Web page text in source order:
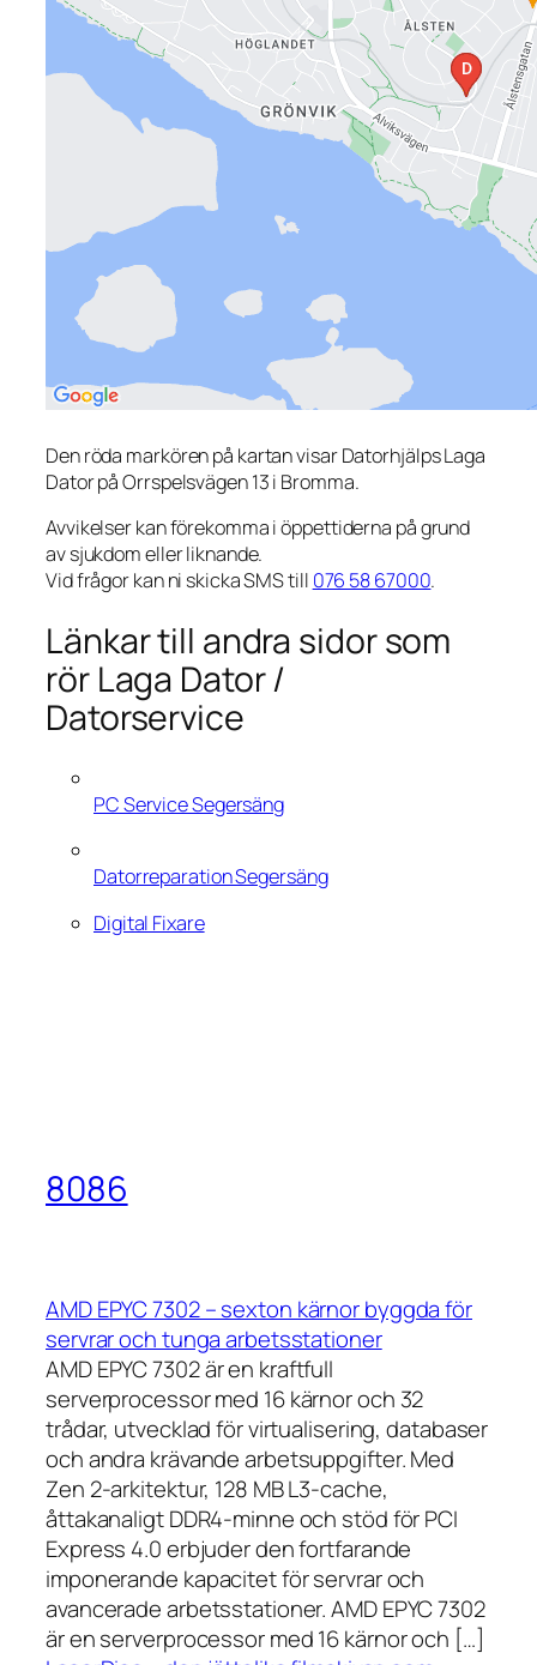
Den röda markören på kartan visar Datorhjälps Laga
Dator på Orrspelsvägen 13 i Bromma.
Avvikelser kan förekomma i öppettiderna på grund
av sjukdom eller liknande.
Vid frågor kan ni skicka SMS till 076 58 67000.
Länkar till andra sidor som
rör Laga Dator /
Datorservice
PC Service Segersäng
Datorreparation Segersäng
Digital Fixare
8086
AMD EPYC 7302 – sexton kärnor byggda för
servrar och tunga arbetsstationer
AMD EPYC 7302 är en kraftfull
serverprocessor med 16 kärnor och 32
trådar, utvecklad för virtualisering, databaser
och andra krävande arbetsuppgifter. Med
Zen 2-arkitektur, 128 MB L3-cache,
åttakanaligt DDR4-minne och stöd för PCI
Express 4.0 erbjuder den fortfarande
imponerande kapacitet för servrar och
avancerade arbetsstationer. AMD EPYC 7302
är en serverprocessor med 16 kärnor och […]